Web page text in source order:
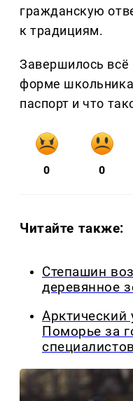
гражданскую
к традициям.
Завершилось всё
форме
паспорт и что
0 0
Читайте также:
Степашин
деревянное
Арктический
Поморье за
специалистов